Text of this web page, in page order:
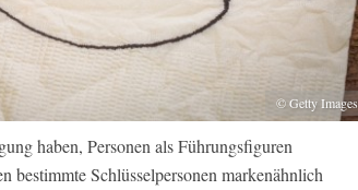
© Getty Images
haben, Personen als Führungsfiguren
bestimmte Schlüsselpersonen markenähnlich